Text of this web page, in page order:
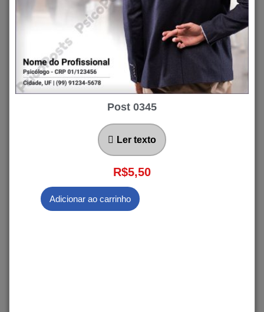
Post 0345
Ler texto
R$5,50
Adicionar ao carrinho